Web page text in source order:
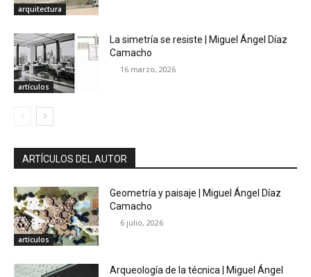
arquitectura
artículos
La simetría se resiste | Miguel Ángel Díaz
Camacho
16 marzo, 2026
ARTÍCULOS DEL AUTOR
artículos
Geometría y paisaje | Miguel Ángel Díaz
Camacho
6 julio, 2026
Arqueología de la técnica | Miguel Ángel